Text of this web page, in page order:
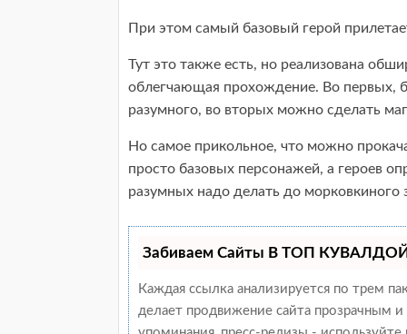
При этом самый базовый герой
Тут это также есть, но реализована
облегчающая прохождение. Во первых,
разумного, во вторых можно сделать
Но самое прикольное, что можно
просто базовых персонажей, а героев
разумных надо делать до морковкиного
Забиваем Сайты В ТОП КУВАЛДОЙ
Каждая ссылка анализируется по трем
делает продвижение сайта прозрачным